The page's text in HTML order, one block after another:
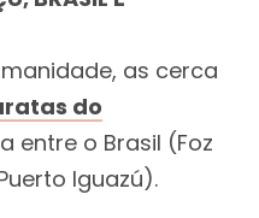
as cerca
do
entre o Brasil (Foz
Iguazú).